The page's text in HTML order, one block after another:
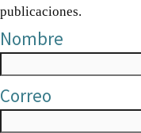
publicaciones.
Nombre
Correo